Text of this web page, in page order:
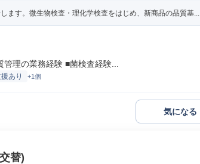
ます。微生物検査・理化学検査をはじめ、新商品の品質基...
理の業務経験 ■菌検査経験...
あり +1個
気になる
替)